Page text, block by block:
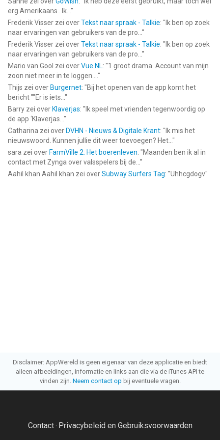
erg Amerikaans.. Ik... "
Frederik Visser zei overTekst naar spraak - Talkie: " Ik ben op zoek
naar ervaringen van gebruikers van de pro... "
Frederik Visser zei overTekst naar spraak - Talkie: " Ik ben op zoek
naar ervaringen van gebruikers van de pro... "
Mario van Gool zei overVue NL: "1 groot drama. Account van mijn
zoon niet meer in te loggen.... "
Thijs zei over Burgernet: "Bij het openen van de app komt het
bericht ""Er is iets... "
Barry zei over Klaverjas: " Ik speel met vrienden tegenwoordig op
de app ‘Klaverjas... "
Catharina zei over DVHN - Nieuws & Digitale Krant: " Ik mis het
nieuwswoord. Kunnen jullie dit weer toevoegen? Het... "
sara zei over FarmVille 2: Het boerenleven: "Maanden ben ik al in
contact met Zynga over valsspelers bij de... "
Aahil khan Aahil khan zei overSubway Surfers Tag: "Uhhcgdogv"
Disclaimer: AppWereld is geen eigenaar van deze applicatie en biedt
alleen afbeeldingen, informatie en links aan die via de iTunes API te
vinden zijn. Neem contact op bij eventuele vragen.
Contact· Privacybeleid en Gebruiksvoorwaarden